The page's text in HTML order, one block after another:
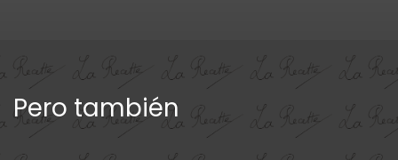
Pero también